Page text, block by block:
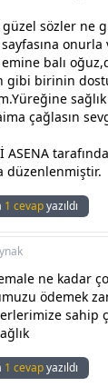
sözler ne
balı
gibi birinin
çağlasın
ASENA
düzenlenmiştir.
1 cevapyazıldı
ne kadar
ödemek
sahip
1 cevapyazıldı